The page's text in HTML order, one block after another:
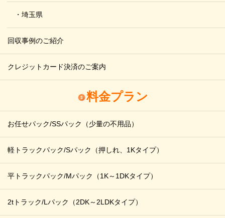
・埼玉県
回収事例のご紹介
クレジットカード決済のご案内
料金プラン
お任せパック/SSパック （少量の不用品）
軽トラックパック/Sパック （押しれ、1Kタイプ）
平トラックパック/Mパック （1K～1DKタイプ）
2tトラック/Lパック （2DK～2LDKタイプ）